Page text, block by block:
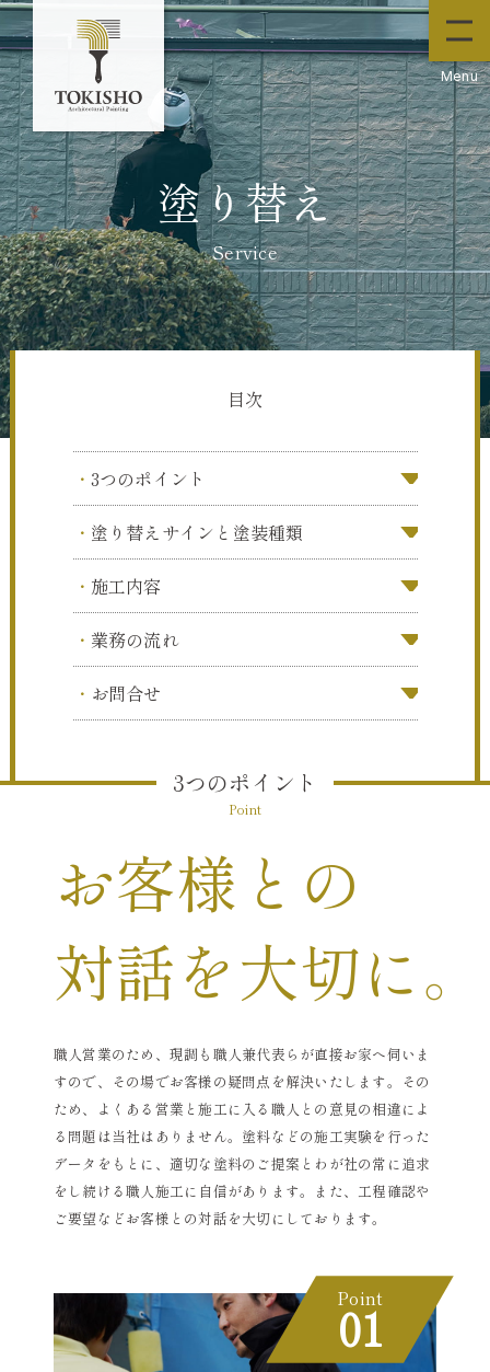
Menu
ホーム Home
塗り替え Service
施工事例 Works
お知らせ News
会社情報
採用案内 Recruit
お問合せ Contact
塗り替え
Service
目次
3つのポイント
塗り替えサインと塗装種類
施工内容
業務の流れ
お問合せ
3つのポイント
Point
Point
01
お客様との
対話を大切に。
職人営業のため、現調も職人兼代表らが直接お家へ伺いま
すので、その場でお客様の疑問点を解決いたします。その
ため、よくある営業と施工に入る職人との意見の相違によ
る問題は当社はありません。塗料などの施工実験を行った
データをもとに、適切な塗料のご提案とわが社の常に追求
をし続ける職人施工に自信があります。また、工程確認や
ご要望などお客様との対話を大切にしております。